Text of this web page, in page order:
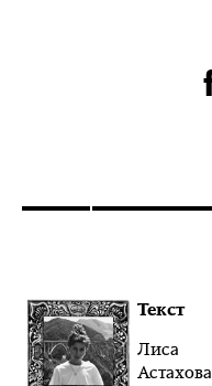
Текст
Лиса
Астахова